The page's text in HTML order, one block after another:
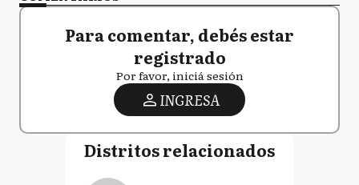
Para comentar, debés estar
registrado
Por favor, iniciá sesión
INGRESA
Distritos relacionados